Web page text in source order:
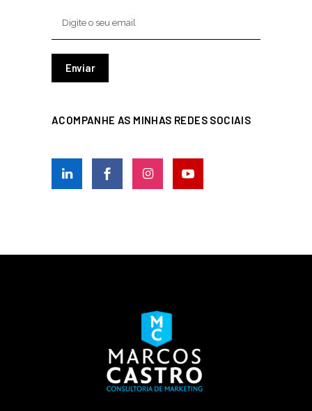
ACOMPANHE AS MINHAS REDES SOCIAIS